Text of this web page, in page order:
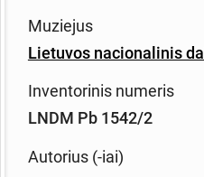
Muziejus
Lietuvos nacionalinis
Inventorinis numeris
LNDM Pb 1542/2
Autorius (-iai)